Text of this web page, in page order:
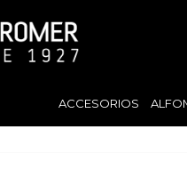
ACCESORIOS